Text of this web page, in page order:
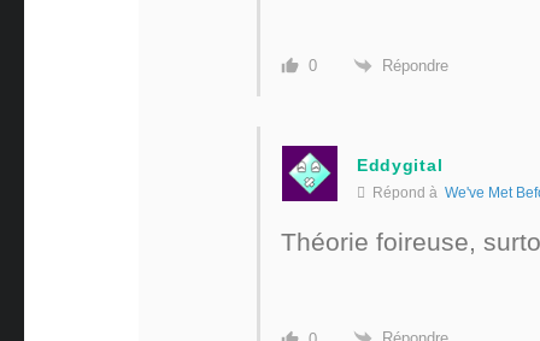
0 Répondre
Eddygital
Répond à We've Met
Théorie foireuse,